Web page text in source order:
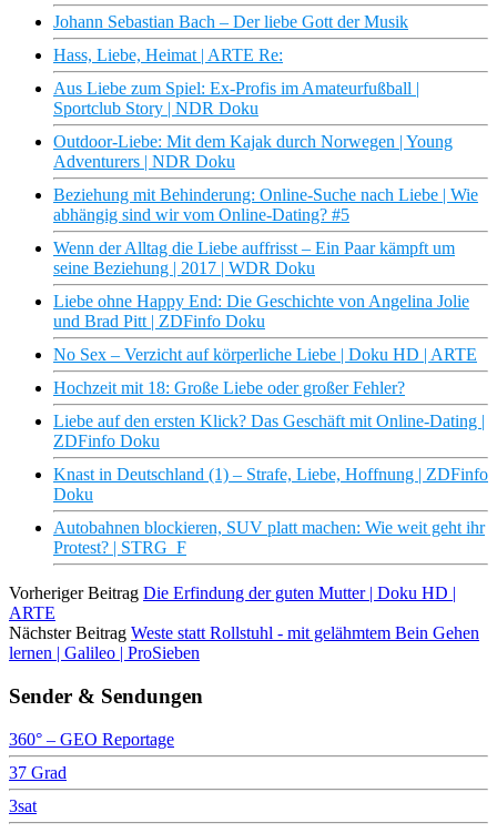
Johann Sebastian Bach – Der liebe Gott der Musik
Hass, Liebe, Heimat | ARTE Re:
Aus Liebe zum Spiel: Ex-Profis im Amateurfußball |
Sportclub Story | NDR Doku
Outdoor-Liebe: Mit dem Kajak durch Norwegen | Young
Adventurers | NDR Doku
Beziehung mit Behinderung: Online-Suche nach Liebe | Wie
abhängig sind wir vom Online-Dating? #5
Wenn der Alltag die Liebe auffrisst – Ein Paar kämpft um
seine Beziehung | 2017 | WDR Doku
Liebe ohne Happy End: Die Geschichte von Angelina Jolie
und Brad Pitt | ZDFinfo Doku
No Sex – Verzicht auf körperliche Liebe | Doku HD | ARTE
Hochzeit mit 18: Große Liebe oder großer Fehler?
Liebe auf den ersten Klick? Das Geschäft mit Online-Dating |
ZDFinfo Doku
Knast in Deutschland (1) – Strafe, Liebe, Hoffnung | ZDFinfo
Doku
Autobahnen blockieren, SUV platt machen: Wie weit geht ihr
Protest? | STRG_F
Vorheriger Beitrag Die Erfindung der guten Mutter | Doku HD |
ARTE
Nächster Beitrag Weste statt Rollstuhl - mit gelähmtem Bein Gehen
lernen | Galileo | ProSieben
Sender & Sendungen
360° – GEO Reportage
37 Grad
3sat